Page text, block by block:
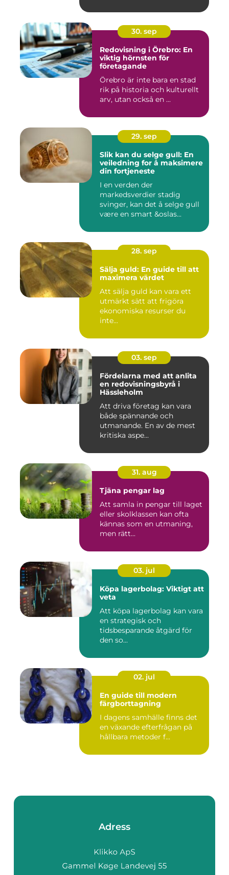
30. sep
Redovisning i Örebro: En
viktig hörnsten för
företagande
Örebro är inte bara en stad
rik på historia och kulturellt
arv, utan också en ...
29. sep
Slik kan du selge gull: En
veiledning for å maksimere
din fortjeneste
I en verden der
markedsverdier stadig
svinger, kan det å selge gull
være en smart &oslas...
28. sep
Sälja guld: En guide till att
maximera värdet
Att sälja guld kan vara ett
utmärkt sätt att frigöra
ekonomiska resurser du
inte...
03. sep
Fördelarna med att anlita
en redovisningsbyrå i
Hässleholm
Att driva företag kan vara
både spännande och
utmanande. En av de mest
kritiska aspe...
31. aug
Tjäna pengar lag
Att samla in pengar till laget
eller skolklassen kan ofta
kännas som en utmaning,
men rätt...
03. jul
Köpa lagerbolag: Viktigt att
veta
Att köpa lagerbolag kan vara
en strategisk och
tidsbesparande åtgärd för
den so...
02. jul
En guide till modern
färgborttagning
I dagens samhälle finns det
en växande efterfrågan på
hållbara metoder f...
Adress